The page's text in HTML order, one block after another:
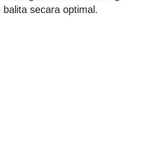
secara optimal.